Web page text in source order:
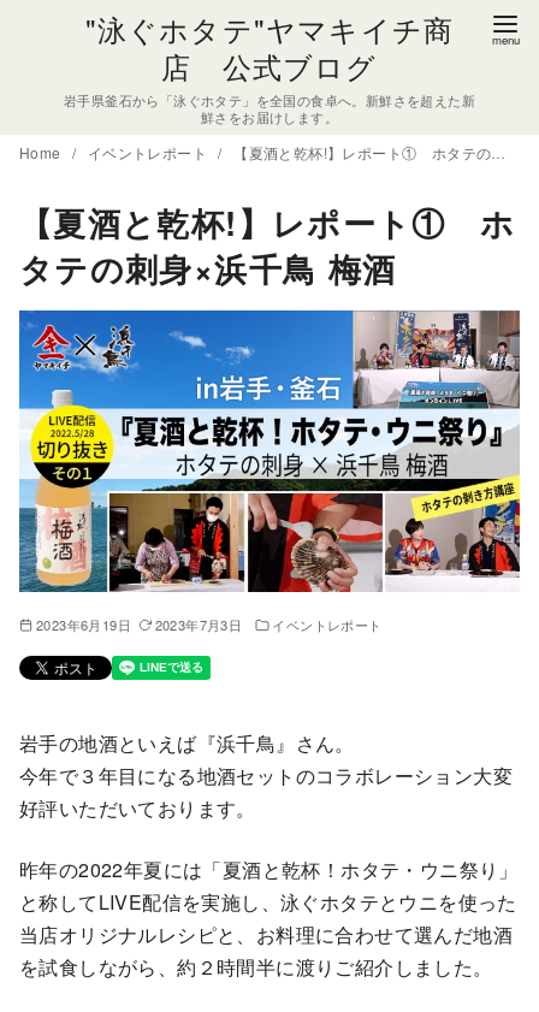
"泳ぐホタテ"ヤマキイチ商
店 公式ブログ
岩手県釜石から「泳ぐホタテ」を全国の食卓へ。新鮮さを超えた新
鮮さをお届けします。
Home イベントレポート 【夏酒と乾杯!】レポート① ホタテの刺身×浜千鳥 梅酒
【夏酒と乾杯!】レポート① ホ
タテの刺身×浜千鳥 梅酒
2023年6月19日 2023年7月3日 イベントレポート
岩手の地酒といえば『浜千鳥』さん。
今年で３年目になる地酒セットのコラボレーション大変
好評いただいております。
昨年の2022年夏には「夏酒と乾杯！ホタテ・ウニ祭り」
と称してLIVE配信を実施し、泳ぐホタテとウニを使った
当店オリジナルレシピと、お料理に合わせて選んだ地酒
を試食しながら、約２時間半に渡りご紹介しました。